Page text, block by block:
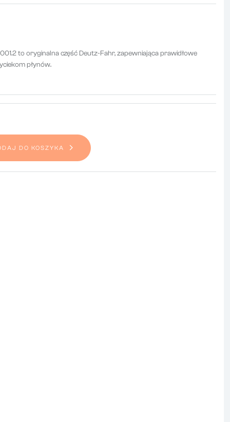
to oryginalna część Deutz-Fahr, zapewniająca prawidłowe
płynów.
DO KOSZYKA